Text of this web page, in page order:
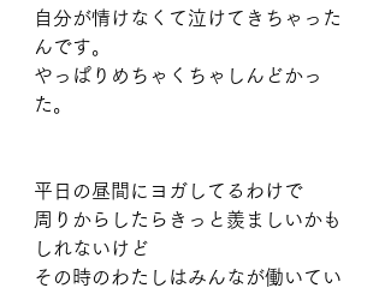
自分が情けなくて泣けてきちゃった
んです。
やっぱりめちゃくちゃしんどかっ
た。
平日の昼間にヨガしてるわけで
周りからしたらきっと羨ましいかも
しれないけど
その時のわたしはみんなが働いてい